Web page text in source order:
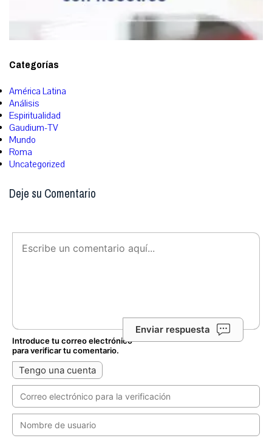
Categorías
América Latina
Análisis
Espiritualidad
Gaudium-TV
Mundo
Roma
Uncategorized
Deje su Comentario
Enviar respuesta
Introduce tu correo electrónico
para verificar tu comentario.
Tengo una cuenta